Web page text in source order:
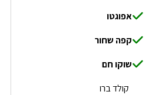
אפוגטו
קפה שחור
שוקו חם
קולד ברו